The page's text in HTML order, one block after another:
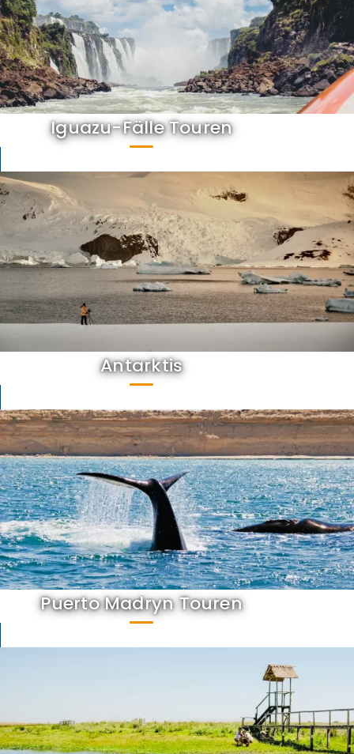
Iguazu-Fälle Touren
Antarktis
Puerto Madryn Touren